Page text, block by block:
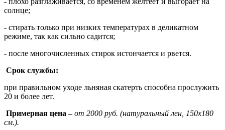
солнце;
- стирать только при низких температурах в деликатном
режиме, так как сильно садится;
- после многочисленных стирок истончается и рвется.
Срок службы:
при правильном уходе льняная скатерть способна прослужить
20 и более лет.
Примерная цена –от 2000 руб. (натуральный лен, 150х180
см.).